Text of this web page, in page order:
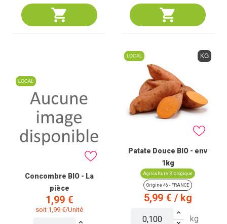
LOCAL
Concombre BIO - La
pièce
Prix
1,99 €
soit 1,99 €/Unité
LOCAL KG
Patate Douce BIO - env
1kg
Agriculture Biologique
Origine 46 - FRANCE
Prix
5,99 € / kg
kg